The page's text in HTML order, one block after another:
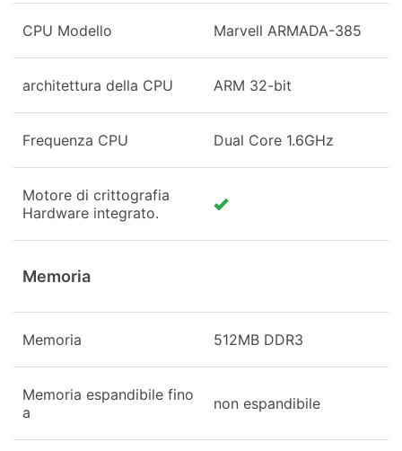
CPU Modello Marvell ARMADA-385
architettura della CPU ARM 32-bit
Frequenza CPU Dual Core 1.6GHz
Motore di crittografia
Hardware integrato.
Memoria
Memoria 512MB DDR3
Memoria espandibile fino
a
non espandibile